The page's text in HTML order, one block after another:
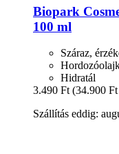
Biopark
100 ml
Száraz,
Hidratál
3.490 Ft (34.900
Szállítás eddig: